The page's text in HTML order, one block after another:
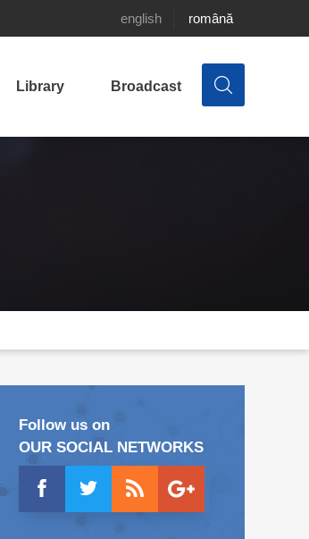
english română
Library Broadcast
Follow us on
OUR SOCIAL NETWORKS